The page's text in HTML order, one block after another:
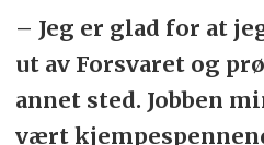
– Jeg er glad for at
ut av Forsvaret og
annet sted. Jobben
vært